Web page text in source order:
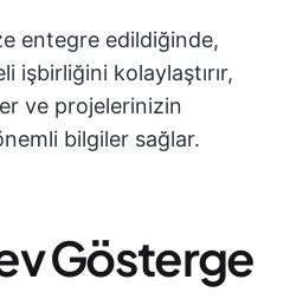
entegre edildiğinde,
işbirliğini kolaylaştırır,
ve projelerinizin
bilgiler sağlar.
Gösterge